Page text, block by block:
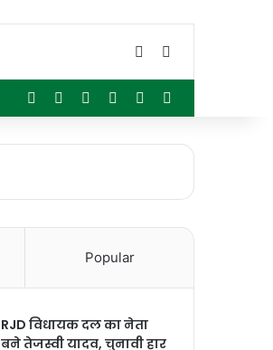
Switch skin
Facebook YouTubeInstagramWhatsApp
Popular
RJD विधायक दल का नेता
बने तेजस्वी यादव, चुनावी हार